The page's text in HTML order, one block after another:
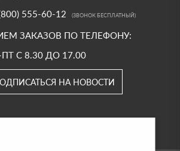
555-60-12
(ЗВОНОК БЕСПЛАТНЫЙ)
ЗАКАЗОВ ПО ТЕЛЕФОНУ:
С 8.30 ДО 17.00
НА НОВОСТИ